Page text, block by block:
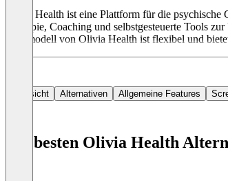
Olivia Health ist eine Plattform für die
Therapie, Coaching und selbstgesteuerte Tools
Preismodell von Olivia Health ist flexibel und
Übersicht Alternativen Allgemeine Features
Die besten Olivia Health